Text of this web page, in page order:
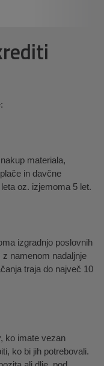
materiala,
in davčne
oz. izjemoma 5 let.
izgradnjo poslovnih
namenom nadaljnje
traja do največ 10
ko imate vezan
ko bi jih potrebovali.